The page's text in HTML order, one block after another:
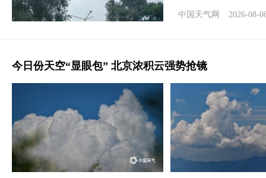
中国天气网 2026-08-
今日份天空“显眼包” 北京浓积云强势抢镜